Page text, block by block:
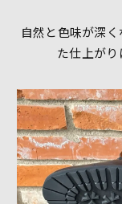
自然と色味が深
た仕上がり